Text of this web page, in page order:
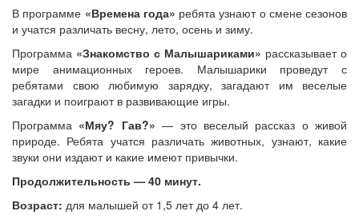
В программе «Времена года» ребята узнают о смене сезонов
и учатся различать весну, лето, осень и зиму.
Программа «Знакомство с Малышариками» рассказывает о
мире анимационных героев. Малышарики проведут с
ребятами свою любимую зарядку, загадают им веселые
загадки и поиграют в развивающие игры.
Программа «Мяу? Гав?»— это веселый рассказ о живой
природе. Ребята учатся различать животных, узнают, какие
звуки они издают и какие имеют привычки.
Продолжительность — 40 минут.
Возраст: для малышей от 1,5 лет до 4 лет.